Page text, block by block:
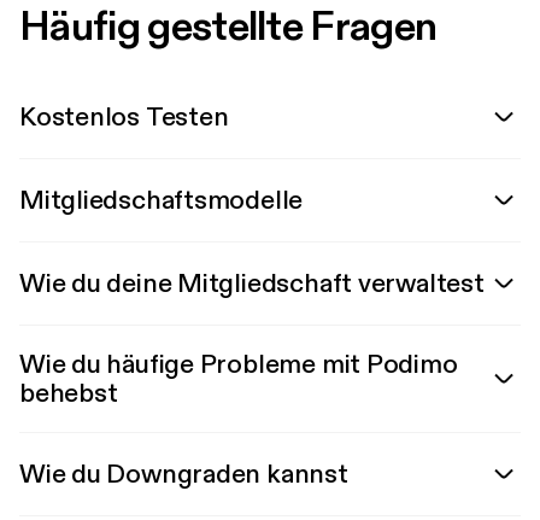
Häufig gestellte Fragen
Kostenlos Testen
Mitgliedschaftsmodelle
Wie du deine Mitgliedschaft verwaltest
Wie du häufige Probleme mit Podimo
behebst
Wie du Downgraden kannst